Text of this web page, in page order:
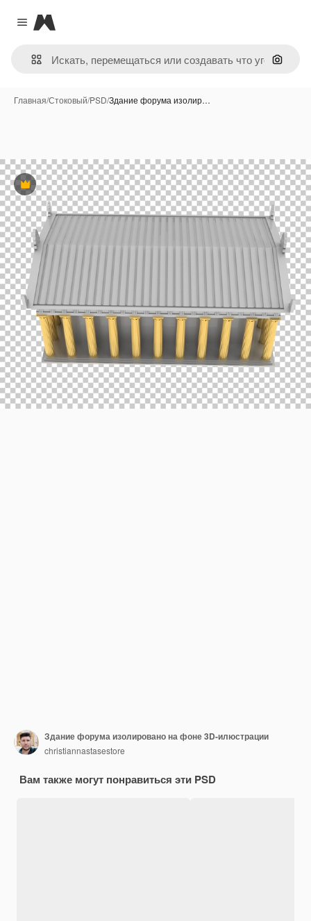
Close menu
Magnific
Поиск
Главная/Стоковый/PSD/Здание форума изолир…
Премиум
Здание форума изолировано на фоне 3D-илюстрации
christiannastasestore
Вам также могут понравиться эти PSD